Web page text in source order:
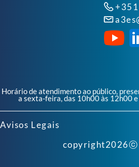
Horário de atendimento ao público,
a sexta-feira, das 10h00 às 12h00
Avisos Legais
copyright2026ⓒ